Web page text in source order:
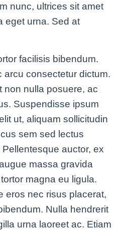
nunc, ultrices sit amet
eget urna. Sed at
facilisis bibendum.
arcu consectetur dictum.
non nulla posuere, ac
Suspendisse ipsum
ut, aliquam sollicitudin
sem sed lectus
auctor, ex
massa gravida
magna eu ligula.
eros nec risus placerat,
Nulla hendrerit
urna laoreet ac. Etiam